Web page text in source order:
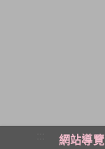
主
網站導覽